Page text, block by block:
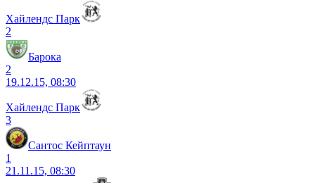
Хайлендс Парк
2
Барока
2
19.12.15, 08:30
Хайлендс Парк
3
Сантос Кейптаун
1
21.11.15, 08:30